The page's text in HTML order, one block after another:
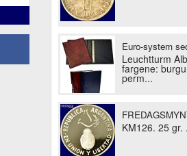
Euro-system
Leuchtturm
fargene:
perm...
KM126. 25 gr.